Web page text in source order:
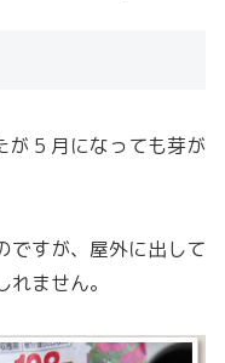
5 月になっても芽が
ですが、屋外に出して
ません。